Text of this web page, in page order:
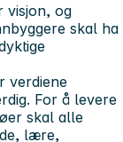
visjon, og
skal ha
verdiene
For å levere
skal alle
lære,